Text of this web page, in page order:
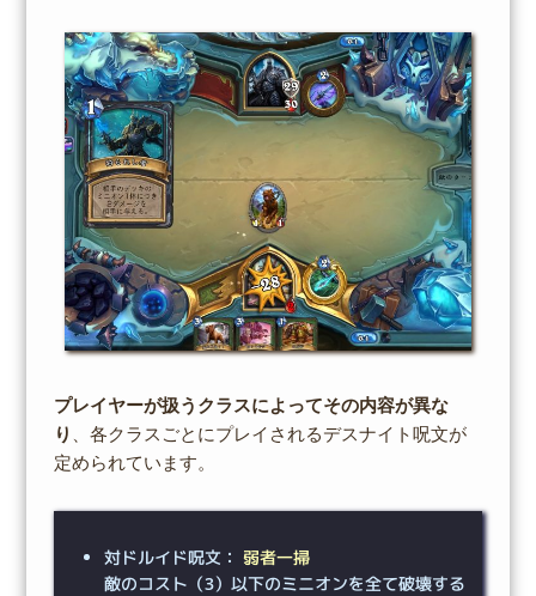
プレイヤーが扱うクラスによってその内容が異な
り
、各クラスごとにプレイされるデスナイト呪文が
定められています。
対ドルイド呪文： 弱者一掃
敵のコスト（3）以下のミニオンを全て破壊する